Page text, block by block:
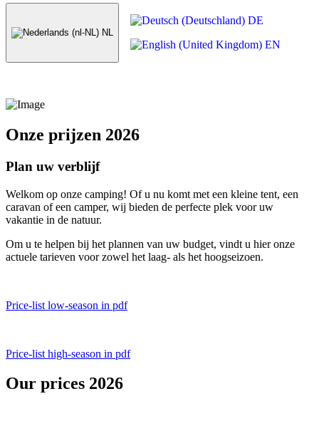
NL
DE
EN
Onze prijzen 2026
Plan uw verblijf
Welkom op onze camping! Of u nu komt met een kleine tent, een
caravan of een camper, wij bieden de perfecte plek voor uw
vakantie in de natuur.
Om u te helpen bij het plannen van uw budget, vindt u hier onze
actuele tarieven voor zowel het laag- als het hoogseizoen.
Price-list low-season in pdf
Price-list high-season in pdf
Our prices 2026